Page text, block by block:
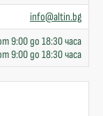
info@altin.bg
9:00 до 18:30 часа
9:00 до 18:30 часа